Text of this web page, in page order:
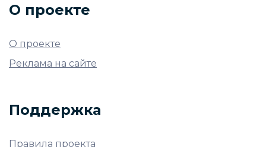
О проекте
О проекте
Реклама на сайте
Поддержка
Правила проекта